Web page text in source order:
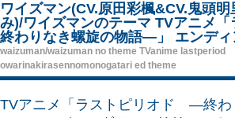
ワイズマン(CV.原田彩楓&CV.鬼頭
み)/ワイズマンのテーマ TVアニメ
終わりなき螺旋の物語―」 エンディ
waizuman/waizuman no theme TVanime lastperiod
owarinakirasennomonogatari ed theme
TVアニメ「ラストピリオド ―終わ